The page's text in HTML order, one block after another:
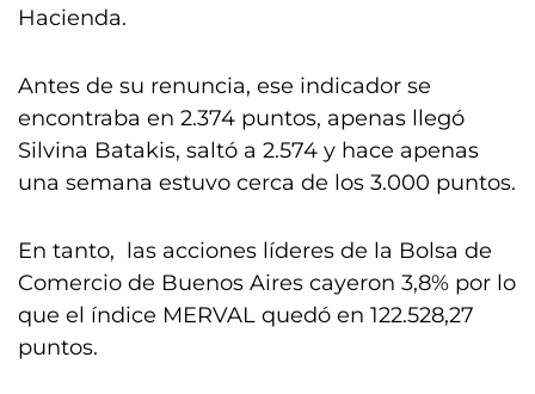
Hacienda.
Antes de su renuncia, ese indicador se
encontraba en 2.374 puntos, apenas llegó
Silvina Batakis, saltó a 2.574 y hace apenas
una semana estuvo cerca de los 3.000 puntos.
En tanto, las acciones líderes de la Bolsa de
Comercio de Buenos Aires cayeron 3,8% por lo
que el índice MERVAL quedó en 122.528,27
puntos.